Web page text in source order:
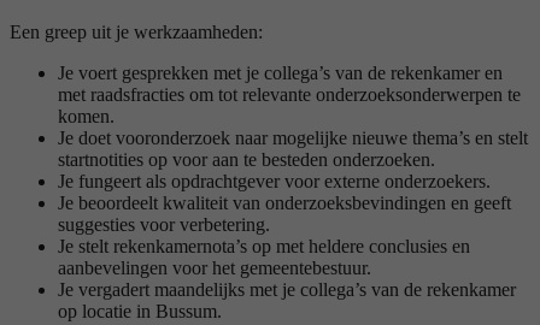
Een greep uit je werkzaamheden:
Je voert gesprekken met je collega’s van de rekenkamer en
met raadsfracties om tot relevante onderzoeksonderwerpen te
komen.
Je doet vooronderzoek naar mogelijke nieuwe thema’s en stelt
startnotities op voor aan te besteden onderzoeken.
Je fungeert als opdrachtgever voor externe onderzoekers.
Je beoordeelt kwaliteit van onderzoeksbevindingen en geeft
suggesties voor verbetering.
Je stelt rekenkamernota’s op met heldere conclusies en
aanbevelingen voor het gemeentebestuur.
Je vergadert maandelijks met je collega’s van de rekenkamer
op locatie in Bussum.